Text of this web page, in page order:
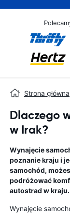
Strona główna
Dlaczego
w Irak?
Wynajęcie
poznanie kraju i
samochód,
podróżować
autostrad w kraju.
Wynajęcie